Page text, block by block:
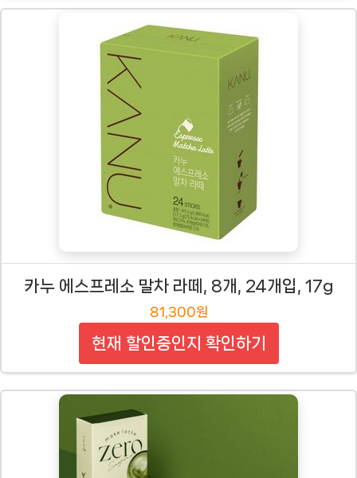
카누 에스프레소 말차 라떼, 8개, 24개입, 17g
81,300원
현재 할인중인지 확인하기